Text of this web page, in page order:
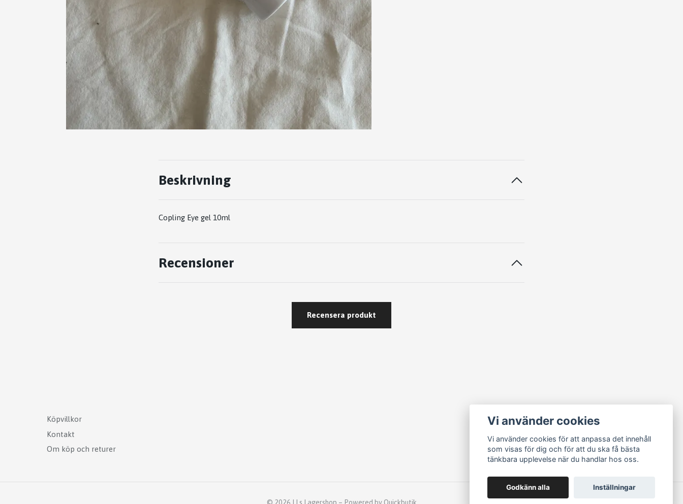
Beskrivning
Copling Eye gel 10ml
Recensioner
Recensera produkt
Köpvillkor
Kontakt
Om köp och returer
© 2026 LLs Lagershop – Powered by Quickbutik
Vi använder cookies
Vi använder cookies för att anpassa det innehåll
som visas för dig och för att du ska få bästa
tänkbara upplevelse när du handlar hos oss.
Godkänn alla Inställningar